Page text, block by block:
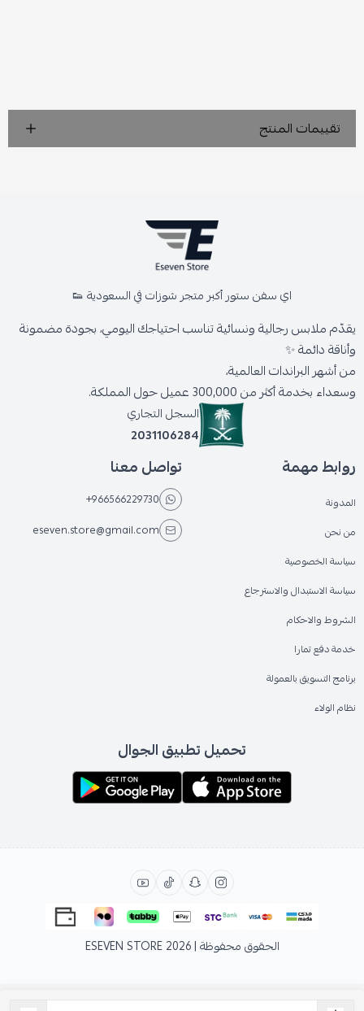
تقييمات المنتج
اي سفن ستور أكبر متجر شوزات في السعودية 👟
يقدّم ملابس رجالية ونسائية تناسب احتياجك اليومي، بجودة مضمونة
وأناقة دائمة ✨
من أشهر البراندات العالمية،
وسعداء بخدمة أكثر من 300,000 عميل حول المملكة.
السجل التجاري
2031106284
روابط مهمة
المدونة
من نحن
سياسة الخصوصية
سياسة الاستبدال والاسترجاع
الشروط والاحكام
خدمة دفع تمارا
برنامج التسويق بالعمولة
نظام الولاء
تواصل معنا
+966566229730
eseven.store@gmail.com
تحميل تطبيق الجوال
الحقوق محفوظة | 2026 ESEVEN STORE